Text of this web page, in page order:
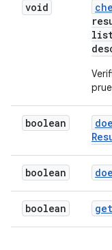
void
boolean
boolean
boolean get